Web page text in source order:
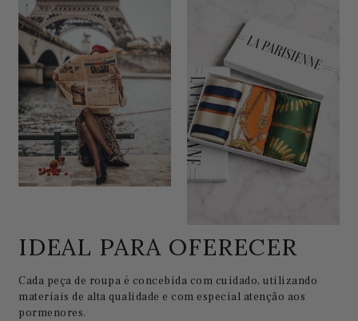
IDEAL PARA OFERECER
Cada peça de roupa é concebida com cuidado, utilizando
materiais de alta qualidade e com especial atenção aos
pormenores.